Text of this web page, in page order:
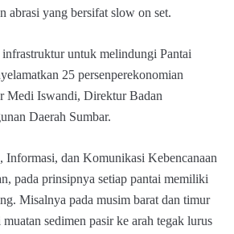
abrasi yang bersifat slow on set.
untuk melindungi Pantai
25 persenperekonomian
Medi Iswandi, Direktur Badan
Daerah Sumbar.
Informasi, dan Komunikasi Kebencanaan
pada prinsipnya setiap pantai memiliki
Misalnya pada musim barat dan timur
sedimen pasir ke arah tegak lurus